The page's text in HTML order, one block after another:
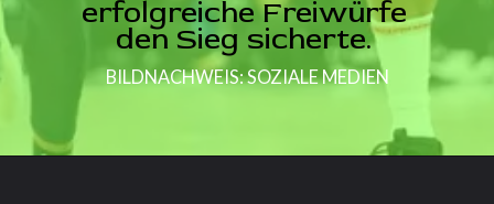
erfolgreiche Freiwürfe
den Sieg sicherte.
BILDNACHWEIS: SOZIALE MEDIEN